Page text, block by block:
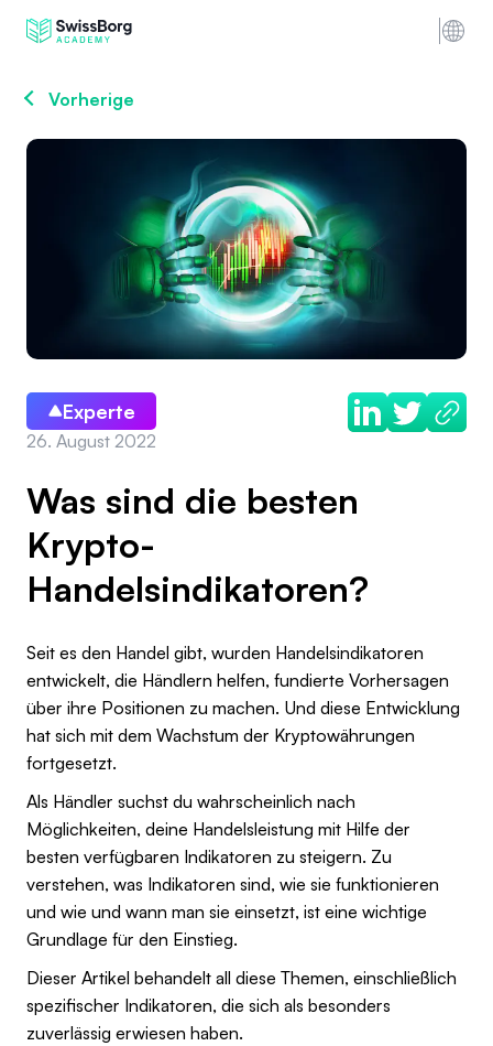
Vorherige
Experte
26. August 2022
Was sind die besten
Krypto-
Handelsindikatoren?
Seit es den Handel gibt, wurden Handelsindikatoren
entwickelt, die Händlern helfen, fundierte Vorhersagen
über ihre Positionen zu machen. Und diese Entwicklung
hat sich mit dem Wachstum der Kryptowährungen
fortgesetzt.
Als Händler suchst du wahrscheinlich nach
Möglichkeiten, deine Handelsleistung mit Hilfe der
besten verfügbaren Indikatoren zu steigern. Zu
verstehen, was Indikatoren sind, wie sie funktionieren
und wie und wann man sie einsetzt, ist eine wichtige
Grundlage für den Einstieg.
Dieser Artikel behandelt all diese Themen, einschließlich
spezifischer Indikatoren, die sich als besonders
zuverlässig erwiesen haben.